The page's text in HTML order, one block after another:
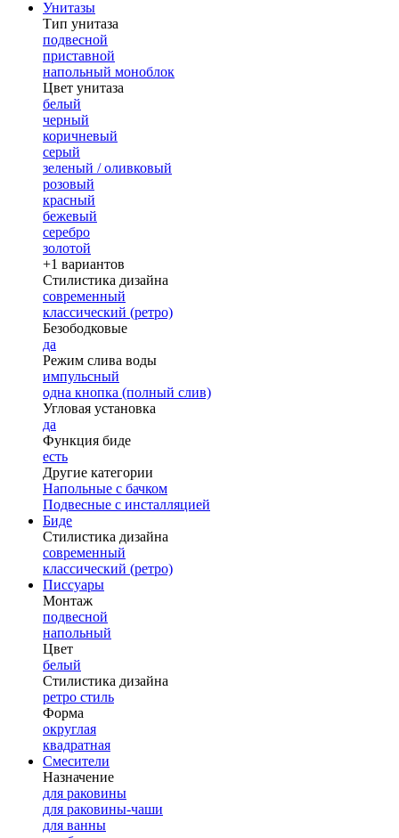
Унитазы
Тип унитаза
подвесной
приставной
напольный моноблок
Цвет унитаза
белый
черный
коричневый
серый
зеленый / оливковый
розовый
красный
бежевый
серебро
золотой
+1 вариантов
Стилистика дизайна
современный
классический (ретро)
Безободковые
да
Режим слива воды
импульсный
одна кнопка (полный слив)
Угловая установка
да
Функция биде
есть
Другие категории
Напольные с бачком
Подвесные с инсталляцией
Биде
Стилистика дизайна
современный
классический (ретро)
Писсуары
Монтаж
подвесной
напольный
Цвет
белый
Стилистика дизайна
ретро стиль
Форма
округлая
квадратная
Смесители
Назначение
для раковины
для раковины-чаши
для ванны